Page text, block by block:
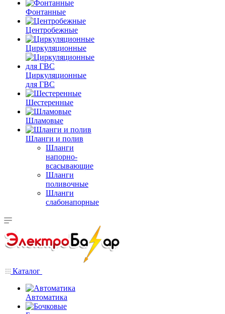
Фонтанные
Центробежные
Циркуляционные
Циркуляционные
для ГВС
Шестеренные
Шламовые
Шланги и полив
Шланги
напорно-
всасывающие
Шланги
поливочные
Шланги
слабонапорные
Каталог
Автоматика